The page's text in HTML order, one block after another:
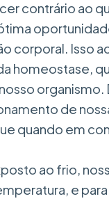
contrário ao
corporal. Isso
homeostase,
de
quando em
ao frio,
e